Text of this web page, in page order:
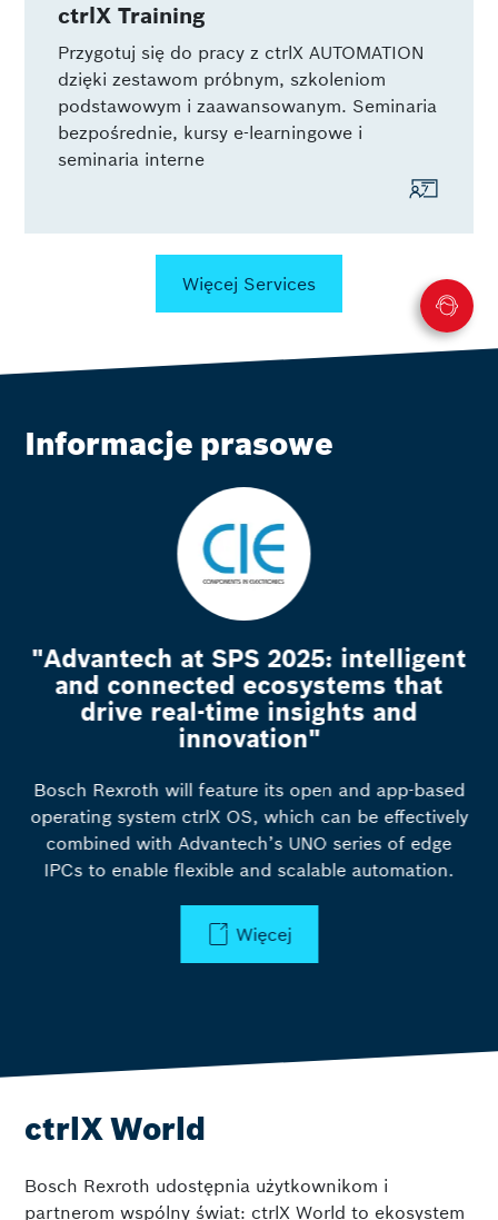
ctrlX Training
Przygotuj się do pracy z ctrlX AUTOMATION
dzięki zestawom próbnym, szkoleniom
podstawowym i zaawansowanym. Seminaria
bezpośrednie, kursy e-learningowe i
seminaria interne
Więcej Services
Informacje prasowe
"Advantech at SPS 2025: intelligent
and connected ecosystems that
drive real-time insights and
innovation"
Bosch Rexroth will feature its open and app-based
operating system ctrlX OS, which can be effectively
combined with Advantech’s UNO series of edge
IPCs to enable flexible and scalable automation.
Więcej
ctrlX World
Bosch Rexroth udostępnia użytkownikom i
partnerom wspólny świat: ctrlX World to ekosystem